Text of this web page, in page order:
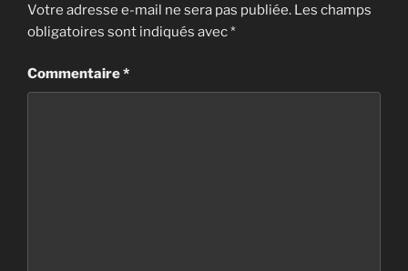
Votre adresse e-mail ne sera pas publiée. Les champs
obligatoires sont indiqués avec*
Commentaire*